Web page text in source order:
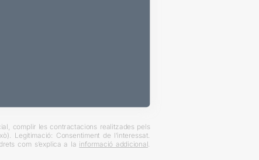
complir les contractacions realitzades pels
Legitimació: Consentiment de l’interessat.
com s’explica a la informació addicional